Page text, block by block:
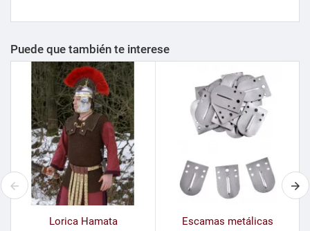
Puede que también te interese
Lorica Hamata Escamas metálicas